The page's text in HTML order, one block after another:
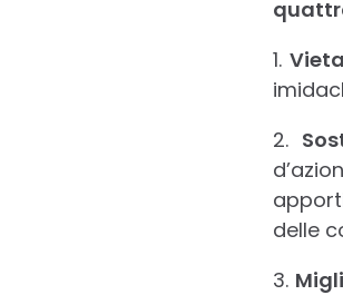
1.
2.
delle
3.